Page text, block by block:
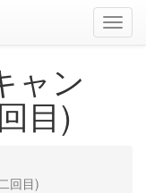
ャン
目)
回目)